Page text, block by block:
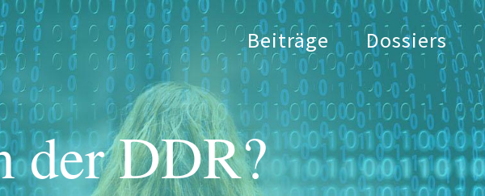
Beiträge Dossiers
der DDR?